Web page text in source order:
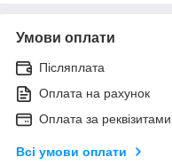
Умови оплати
Післяплата
Оплата на рахунок
Оплата за реквізитами
Всі умови оплати